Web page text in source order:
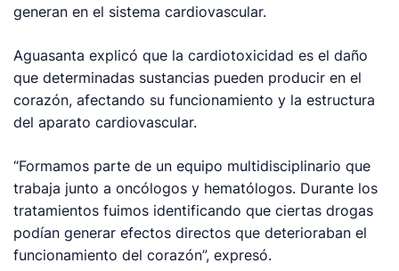
generan en el sistema cardiovascular.
Aguasanta explicó que la cardiotoxicidad es el daño
que determinadas sustancias pueden producir en el
corazón, afectando su funcionamiento y la estructura
del aparato cardiovascular.
“Formamos parte de un equipo multidisciplinario que
trabaja junto a oncólogos y hematólogos. Durante los
tratamientos fuimos identificando que ciertas drogas
podían generar efectos directos que deterioraban el
funcionamiento del corazón”, expresó.